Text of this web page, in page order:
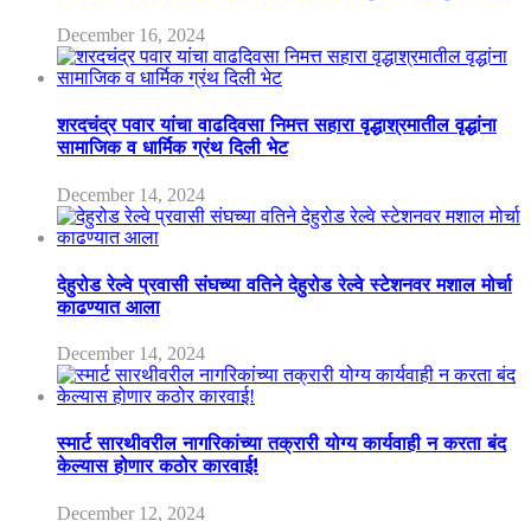
December 16, 2024
शरदचंद्र पवार यांचा वाढदिवसा निमत्त सहारा वृद्धाश्रमातील वृद्धांना
सामाजिक व धार्मिक ग्रंथ दिली भेट
December 14, 2024
देहुरोड रेल्वे प्रवासी संघच्या वतिने देहुरोड रेल्वे स्टेशनवर मशाल मोर्चा
काढण्यात आला
December 14, 2024
स्मार्ट सारथीवरील नागरिकांच्या तक्रारी योग्य कार्यवाही न करता बंद
केल्यास होणार कठोर कारवाई!
December 12, 2024